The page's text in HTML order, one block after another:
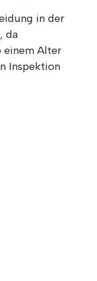
in der
da
einem Alter
Inspektion